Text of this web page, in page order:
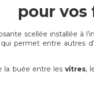
pour vos
scellée installée à
qui permet entre autres
la buée entre les vitres,